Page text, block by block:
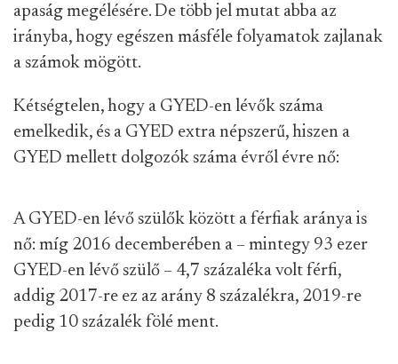
apaság megélésére. De több jel mutat abba az
irányba, hogy egészen másféle folyamatok zajlanak
a számok mögött.
Kétségtelen, hogy a GYED-en lévők száma
emelkedik, és a GYED extra népszerű, hiszen a
GYED mellett dolgozók száma évről évre nő:
A GYED-en lévő szülők között a férfiak aránya is
nő: míg 2016 decemberében a – mintegy 93 ezer
GYED-en lévő szülő – 4,7 százaléka volt férfi,
addig 2017-re ez az arány 8 százalékra, 2019-re
pedig 10 százalék fölé ment.